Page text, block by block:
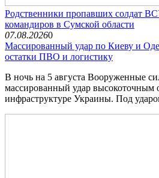
Родственники пропавших солдат
командиров в Сумской области
07.08.20260
Массированный удар по Киеву и
остатки ПВО и логистику
В ночь на 5 августа Вооруженные
массированный удар высокоточным
инфраструктуре Украины. Под